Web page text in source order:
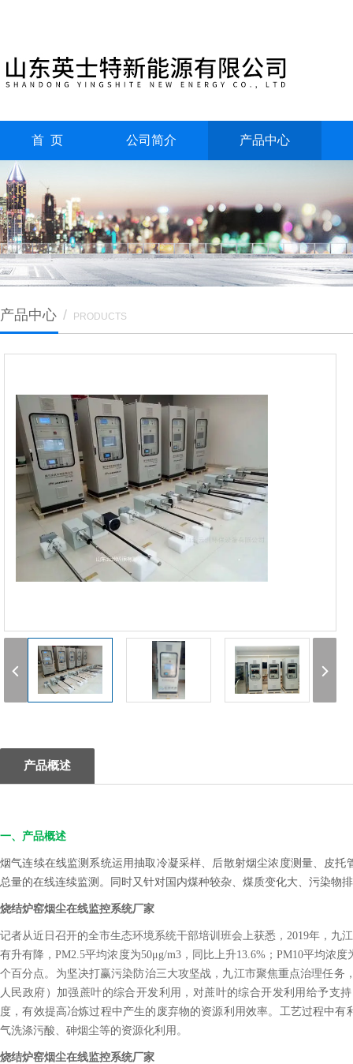
首 页 公司简介 产品中心
产品中心 / PRODUCTS
产品概述
一、产品概述
烟气连续在线监测系统运用抽取冷凝采样、后散射烟尘浓度测量、皮
总量的在线连续监测。同时又针对国内煤种较杂、煤质变化大、污染物
烧结炉窑烟尘在线监控系统厂家
记者从近日召开的全市生态环境系统干部培训班会上获悉，2019年，
有升有降，PM2.5平均浓度为50μg/m3，同比上升13.6%；PM10平均浓
个百分点。为坚决打赢污染防治三大攻坚战，九江市聚焦重点治理任
人民政府）加强蔗叶的综合开发利用，对蔗叶的综合开发利用给予支
度，有效提高冶炼过程中产生的废弃物的资源利用效率。工艺过程中
气洗涤污酸、砷烟尘等的资源化利用。
烧结炉窑烟尘在线监控系统厂家